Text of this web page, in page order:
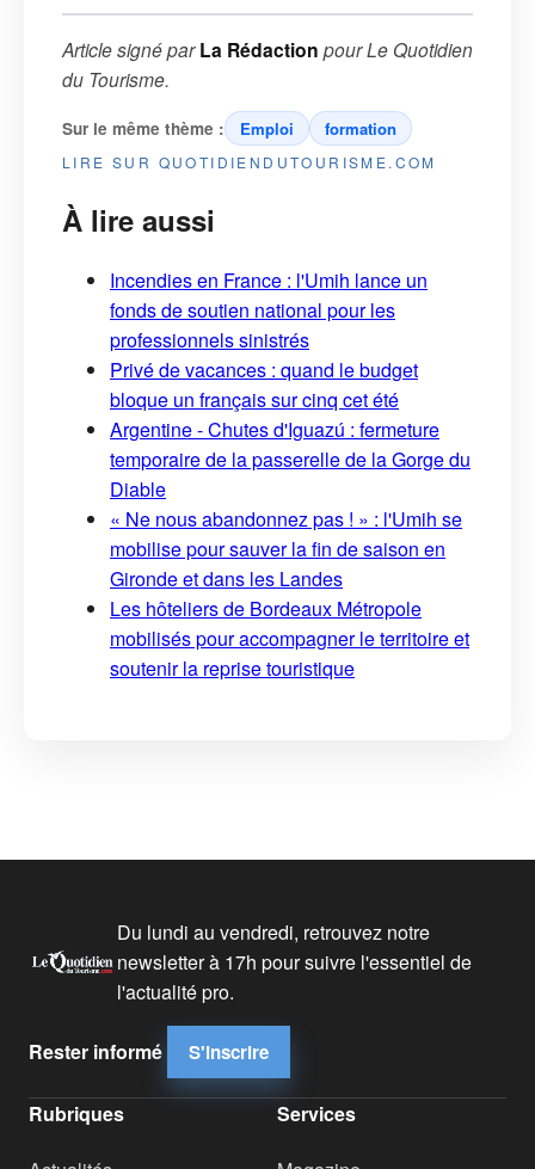
Article signé parLa Rédaction pourLe Quotidien
du Tourisme.
Sur le même thème : Emploi formation
LIRE SUR QUOTIDIENDUTOURISME.COM
À lire aussi
Incendies en France : l'Umih lance un
fonds de soutien national pour les
professionnels sinistrés
Privé de vacances : quand le budget
bloque un français sur cinq cet été
Argentine - Chutes d'Iguazú : fermeture
temporaire de la passerelle de la Gorge du
Diable
« Ne nous abandonnez pas ! » : l'Umih se
mobilise pour sauver la fin de saison en
Gironde et dans les Landes
Les hôteliers de Bordeaux Métropole
mobilisés pour accompagner le territoire et
soutenir la reprise touristique
Du lundi au vendredi, retrouvez notre
newsletter à 17h pour suivre l'essentiel de
l'actualité pro.
Rester informé S'inscrire
Rubriques Services